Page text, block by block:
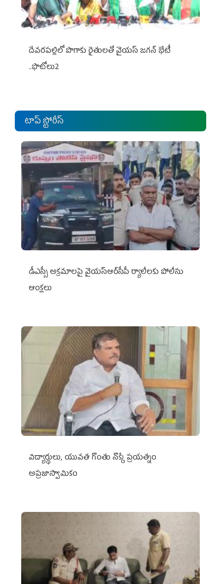
దేవరపల్లిలో పొగాకు రైతులతో వైయస్ జగన్ భేటీ
..ఫొటోలు2
టాప్ స్టోరీస్
డీఎస్సీ అక్రమాలపై వైయ‌స్ఆర్‌సీపీ ర్యాలీలకు పోలీసు
ఆంక్షలు
విద్యార్థులు, యువత గొంతు నొక్కే ప్రయత్నం
అప్రజాస్వామికం